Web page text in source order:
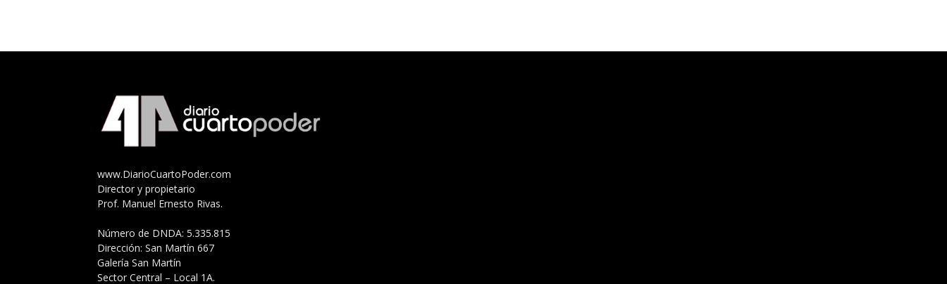
www.DiarioCuartoPoder.com
Director y propietario
Prof. Manuel Ernesto Rivas.
Número de DNDA: 5.335.815
Dirección: San Martín 667
Galería San Martín
Sector Central – Local 1A.